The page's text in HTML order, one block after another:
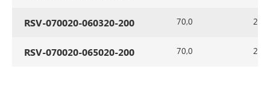
RSV-070020-060320-200 70,0 2,0
RSV-070020-065020-200 70,0 2,0